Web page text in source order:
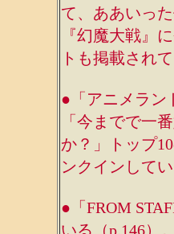
て、ああいっ
『幻魔大戦』
トも掲載され
●「アニメラン
「今までで一
か？」トップ
ンクインして
●「FROM
いる（p.146）